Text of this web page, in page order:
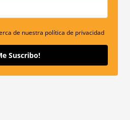
de nuestra política de privacidad
Suscribo!